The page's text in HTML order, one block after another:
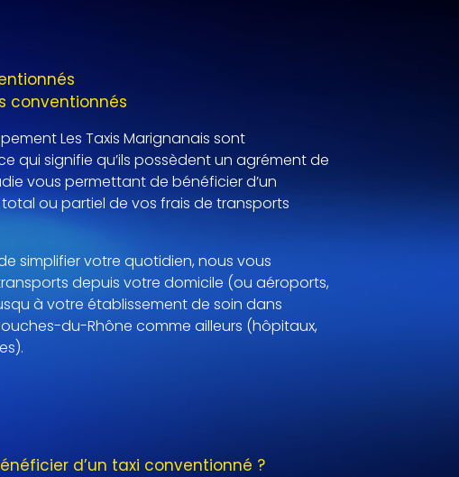
conventionnés
Les Taxis Marignanais sont
qui signifie qu’ils possèdent un agrément de
vous permettant de bénéficier d’un
ou partiel de vos frais de transports
simplifier votre quotidien, nous vous
depuis votre domicile (ou aéroports,
à votre établissement de soin dans
du-Rhône comme ailleurs (hôpitaux,
d’un taxi conventionné ?